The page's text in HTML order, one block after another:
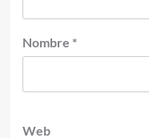
Nombre *
Web